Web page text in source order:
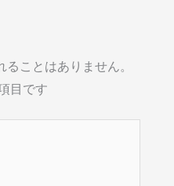
ことはありません。
目です